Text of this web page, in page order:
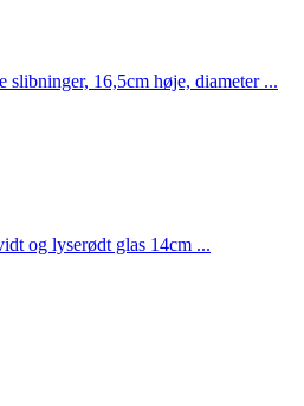
slibninger, 16,5cm høje, diameter ...
og lyserødt glas 14cm ...